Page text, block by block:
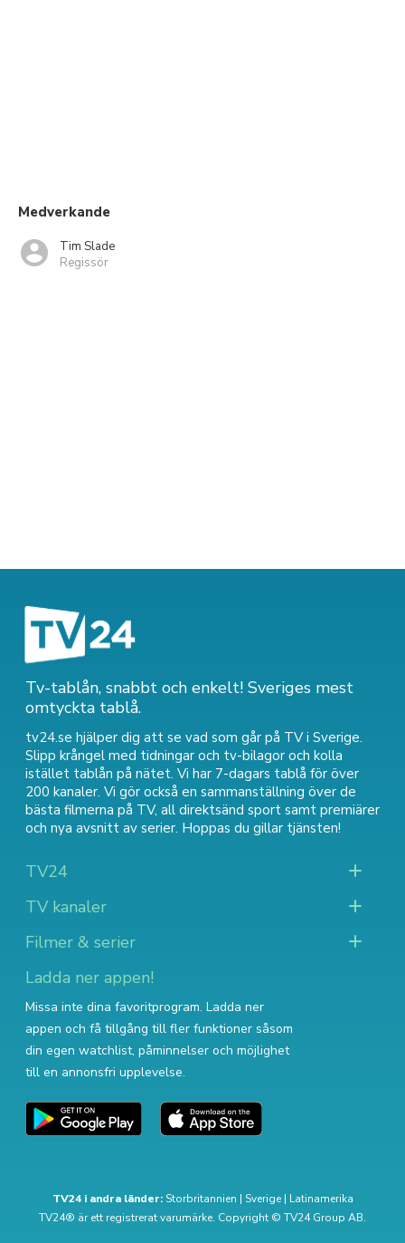
Medverkande
Tim Slade
Regissör
Tv-tablån, snabbt och enkelt! Sveriges mest
omtyckta tablå.
tv24.se hjälper dig att se vad som går på TV i Sverige.
Slipp krångel med tidningar och tv-bilagor och kolla
istället tablån på nätet. Vi har 7-dagars tablå för över
200 kanaler. Vi gör också en sammanställning över de
bästa filmerna på TV, all direktsänd sport samt premiärer
och nya avsnitt av serier. Hoppas du gillar tjänsten!
TV24
TV kanaler
Filmer & serier
Ladda ner appen!
Missa inte dina favoritprogram. Ladda ner
appen och få tillgång till fler funktioner såsom
din egen watchlist, påminnelser och möjlighet
till en annonsfri upplevelse.
TV24 i andra länder: Storbritannien | Sverige| Latinamerika
TV24® är ett registrerat varumärke. Copyright © TV24 Group AB.